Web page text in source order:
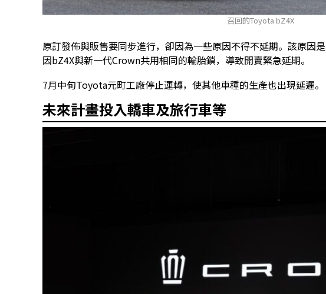
召回的Toyota bZ4X
原訂發佈與販售要同步進行，卻因為一些原因不得不延期。該原因
因bZ4X與新一代Crown共用相同的輪胎鎖，導致開賣緊急延期。
7月中旬Toyota元町工廠停止運轉，使其他車種的生產也出現延遲。
未來計畫投入轎車及旅行車等